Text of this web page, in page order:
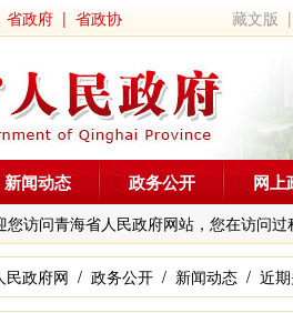
省政府 | 省政协 藏文版
您访问青海省人民政府网站，您在访问
新闻动态 政务公开 网上
民政府网 / 政务公开 / 新闻动态 / 近